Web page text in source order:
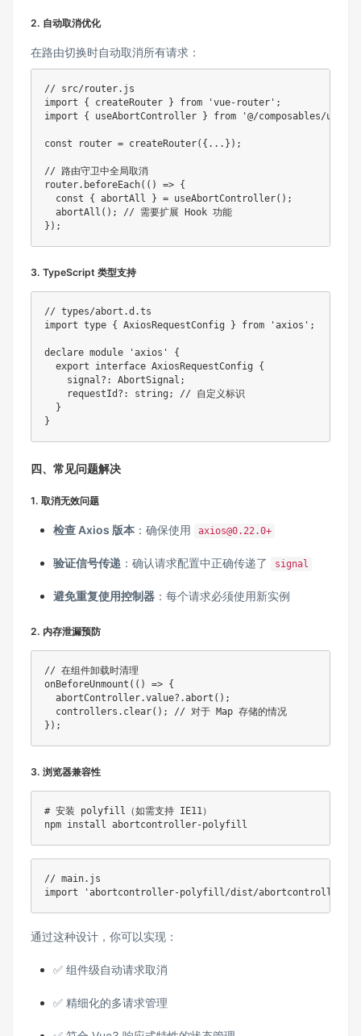
2. 自动取消优化
在路由切换时自动取消所有请求：
// src/router.js
import { createRouter } from 'vue-router';
import { useAbortController } from '@/composables/
const router = createRouter({...});
// 路由守卫中全局取消
router.beforeEach(() => {
  const { abortAll } = useAbortController();
  abortAll(); // 需要扩展 Hook 功能
});
3. TypeScript 类型支持
// types/abort.d.ts
import type { AxiosRequestConfig } from 'axios';
declare module 'axios' {
  export interface AxiosRequestConfig {
    signal?: AbortSignal;
    requestId?: string; // 自定义标识
  }
}
四、常见问题解决
1. 取消无效问题
检查 Axios 版本 ：确保使用 axios@0.22.0+
验证信号传递 ：确认请求配置中正确传递了 signal
避免重复使用控制器 ：每个请求必须使用新实例
2. 内存泄漏预防
// 在组件卸载时清理
onBeforeUnmount(() => {
  abortController.value?.abort();
  controllers.clear(); // 对于 Map 存储的情况
});
3. 浏览器兼容性
# 安装 polyfill（如需支持 IE11）
npm install abortcontroller-polyfill
// main.js
import 'abortcontroller-polyfill/dist/abortcontroller-
通过这种设计，你可以实现：
✅ 组件级自动请求取消
✅ 精细化的多请求管理